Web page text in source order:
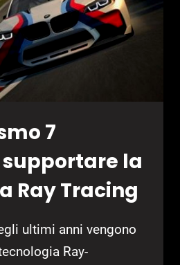
7
la
Ray Tracing
ultimi anni vengono
Ray-